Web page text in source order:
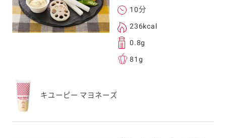
10分
236kcal
0.8g
81g
キユーピー マヨネーズ